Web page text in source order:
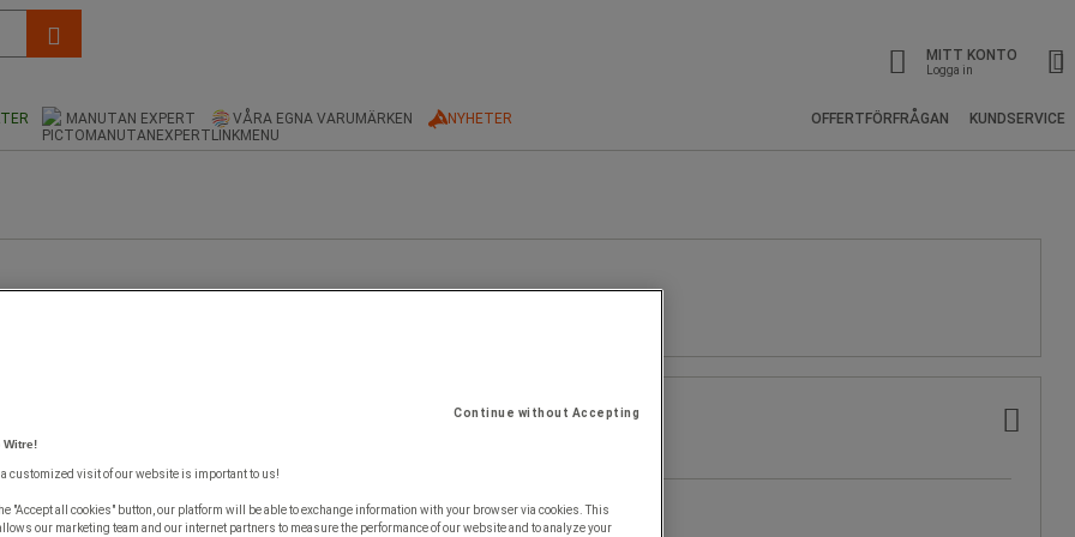
MITT KONTO
Logga in
MANUTAN EXPERT VÅRA EGNA VARUMÄRKEN NYHETER OFFERTFÖRFRÅGAN KUNDSERVICE
Continue without Accepting
Witre!
customized visit of our website is important to us!
"Accept all cookies" button, our platform will be able to exchange information with your browser via cookies. This
our marketing team and our internet partners to measure the performance of our website and to analyze your